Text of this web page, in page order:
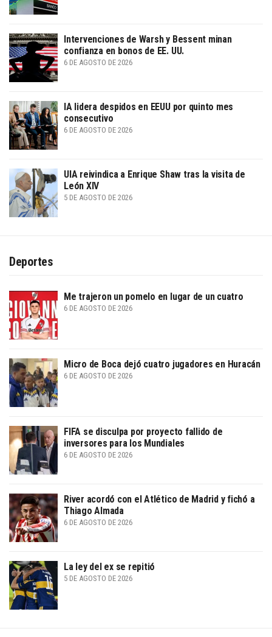
Intervenciones de Warsh y Bessent minan
confianza en bonos de EE. UU.
6 DE AGOSTO DE 2026
IA lidera despidos en EEUU por quinto mes
consecutivo
6 DE AGOSTO DE 2026
UIA reivindica a Enrique Shaw tras la visita de
León XIV
5 DE AGOSTO DE 2026
Deportes
Me trajeron un pomelo en lugar de un cuatro
6 DE AGOSTO DE 2026
Micro de Boca dejó cuatro jugadores en Huracán
6 DE AGOSTO DE 2026
FIFA se disculpa por proyecto fallido de
inversores para los Mundiales
6 DE AGOSTO DE 2026
River acordó con el Atlético de Madrid y fichó a
Thiago Almada
6 DE AGOSTO DE 2026
La ley del ex se repitió
5 DE AGOSTO DE 2026